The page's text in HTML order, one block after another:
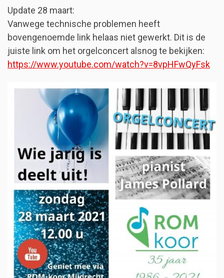
Update 28 maart:
Vanwege technische problemen heeft
bovengenoemde link helaas niet gewerkt. Dit is de
juiste link om het orgelconcert alsnog te bekijken:
https://www.youtube.com/watch?v=8vpHFwQyFsk